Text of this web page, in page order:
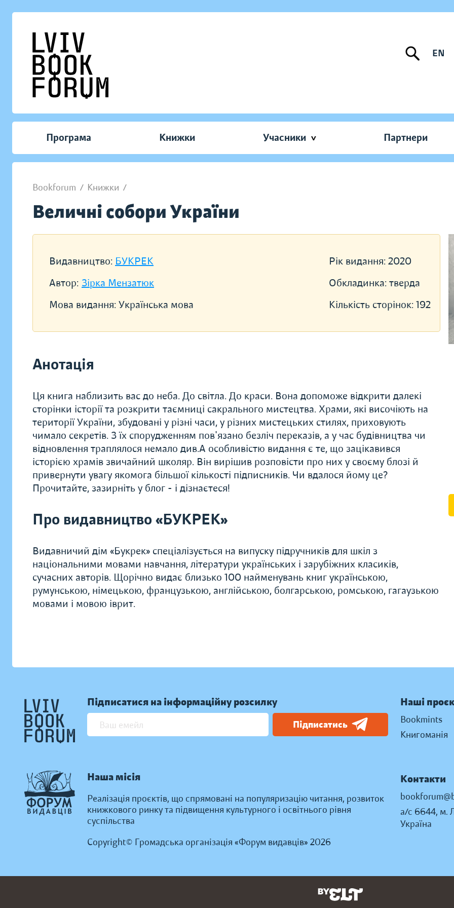
EN
Програма Книжки Учасники Партнери
Bookforum / Книжки /
Величні собори України
Видавництво: БУКРЕК
Автор: Зірка Мензатюк
Мова видання: Українська мова
Рік видання: 2020
Обкладинка: тверда
Кількість сторінок: 192
Анотація
Ця книга наблизить вас до неба. До світла. До краси. Вона допоможе відкрити далекі
сторінки історії та розкрити таємниці сакрального мистецтва. Храми, які височіють на
території України, збудовані у різні часи, у різних мистецьких стилях, приховують
чимало секретів. З їх спорудженням пов'язано безліч переказів, а у час будівництва чи
відновлення траплялося немало див.А особливістю видання є те, що зацікавився
історією храмів звичайний школяр. Він вирішив розповісти про них у своєму блозі й
привернути увагу якомога більшої кількості підписників. Чи вдалося йому це?
Прочитайте, зазирніть у блог - і дізнаєтеся!
Про видавництво «БУКРЕК»
Видавничий дім «Букрек» спеціалізується на випуску підручників для шкіл з
національними мовами навчання, літератури українських і зарубіжних класиків,
сучасних авторів. Щорічно видає близько 100 найменувань книг українською,
румунською, німецькою, французькою, англійською, болгарською, ромською, гагаузькою
мовами і мовою іврит.
Підписатися на інформаційну розсилку
Підписатись
Наша місія
Реалізація проєктів, що спрямовані на популяризацію читання, розвиток
книжкового ринку та підвищення культурного і освітнього рівня
суспільства
Copyright© Громадська організація «Форум видавців» 2026
Наші
Bookmints
Книгоманія
Контакти
а/с 6644, м.
Україна